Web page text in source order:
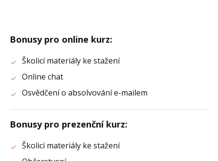
Bonusy pro online kurz:
Školicí materiály ke stažení
Online chat
Osvědčení o absolvování e-mailem
Bonusy pro prezenční kurz:
Školicí materiály ke stažení